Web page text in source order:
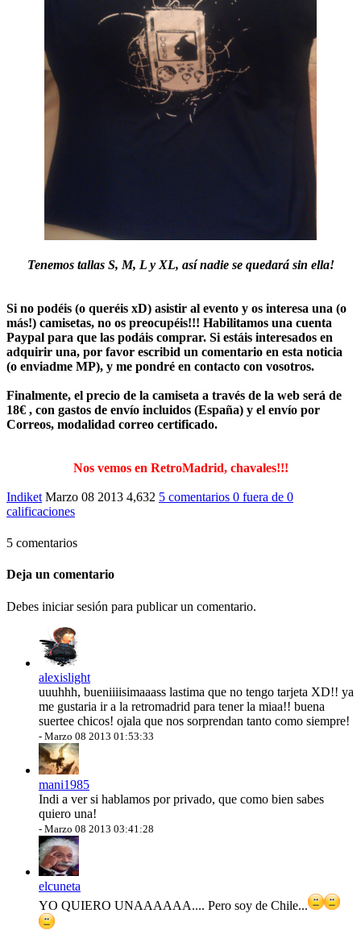
Tenemos tallas S, M, L y XL, así nadie se quedará sin ella!
Si no podéis (o queréis xD) asistir al evento y os interesa una (o
más!) camisetas, no os preocupéis!!! Habilitamos una cuenta
Paypal para que las podáis comprar. Si estáis interesados en
adquirir una, por favor escribid un comentario en esta noticia
(o enviadme MP), y me pondré en contacto con vosotros.
Finalmente, el precio de la camiseta a través de la web será de
18€ , con gastos de envío incluidos (España) y el envío por
Correos, modalidad correo certificado.
Nos vemos en RetroMadrid, chavales!!!
Indiket Marzo 08 2013 4,632 5 comentarios 0 fuera de 0
calificaciones
5 comentarios
Deja un comentario
Debes iniciar sesión para publicar un comentario.
alexislight
uuuhhh, bueniiiisimaaass lastima que no tengo tarjeta XD!! ya
me gustaria ir a la retromadrid para tener la miaa!! buena
suertee chicos! ojala que nos sorprendan tanto como siempre!
- Marzo 08 2013 01:53:33
mani1985
Indi a ver si hablamos por privado, que como bien sabes
quiero una!
- Marzo 08 2013 03:41:28
elcuneta
YO QUIERO UNAAAAAA.... Pero soy de Chile...